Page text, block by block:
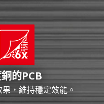
的PCB
，維持穩定效能。